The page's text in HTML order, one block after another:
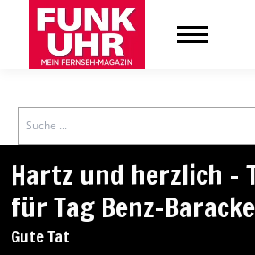
Search
Hartz und herzlich –
für Tag Benz-
Gute Tat